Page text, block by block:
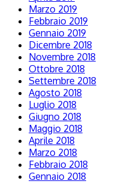
Marzo 2019
Febbraio 2019
Gennaio 2019
Dicembre 2018
Novembre 2018
Ottobre 2018
Settembre 2018
Agosto 2018
Luglio 2018
Giugno 2018
Maggio 2018
Aprile 2018
Marzo 2018
Febbraio 2018
Gennaio 2018